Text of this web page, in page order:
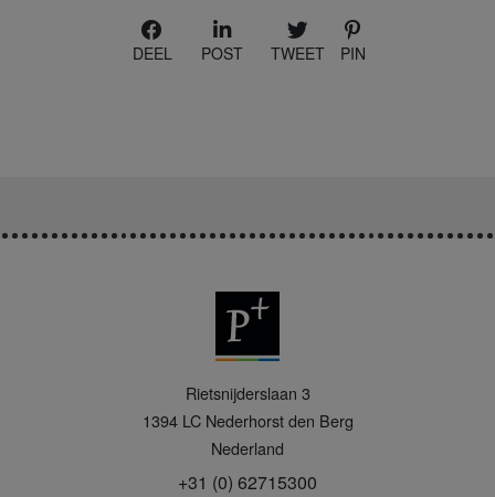
DEEL POST TWEET PIN
Rietsnijderslaan 3
1394 LC Nederhorst den Berg
Nederland
+31 (0) 62715300